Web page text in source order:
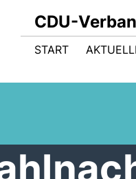
CDU-
START